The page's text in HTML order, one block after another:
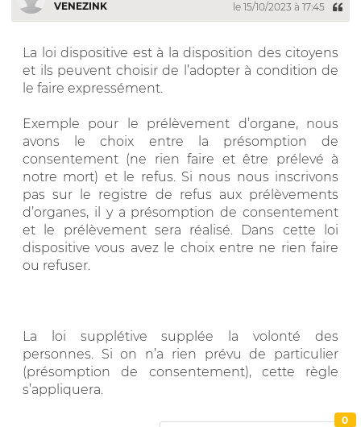
VENEZINK le 15/10/2023 à 17:45
La loi dispositive est à la disposition des citoyens
et ils peuvent choisir de l’adopter à condition de
le faire expressément.
Exemple pour le prélèvement d’organe, nous
avons le choix entre la présomption de
consentement (ne rien faire et être prélevé à
notre mort) et le refus. Si nous nous inscrivons
pas sur le registre de refus aux prélèvements
d’organes, il y a présomption de consentement
et le prélèvement sera réalisé. Dans cette loi
dispositive vous avez le choix entre ne rien faire
ou refuser.
La loi supplétive supplée la volonté des
personnes. Si on n’a rien prévu de particulier
(présomption de consentement), cette règle
s’appliquera.
0